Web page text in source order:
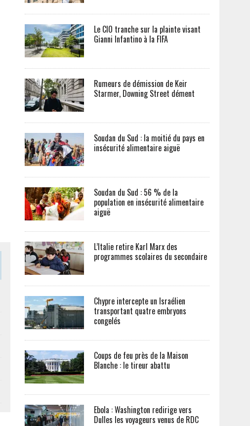
Le CIO tranche sur la plainte visant
Gianni Infantino à la FIFA
Rumeurs de démission de Keir
Starmer, Downing Street dément
Soudan du Sud : la moitié du pays en
insécurité alimentaire aiguë
Soudan du Sud : 56 % de la
population en insécurité alimentaire
aiguë
L’Italie retire Karl Marx des
programmes scolaires du secondaire
Chypre intercepte un Israélien
transportant quatre embryons
congelés
Coups de feu près de la Maison
Blanche : le tireur abattu
Ebola : Washington redirige vers
Dulles les voyageurs venus de RDC